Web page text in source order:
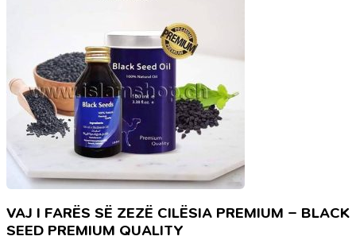
VAJ I FARËS SË ZEZË CILËSIA PREMIUM – BLACK
SEED PREMIUM QUALITY